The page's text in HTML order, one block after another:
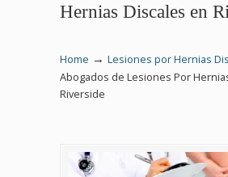
Hernias Discales en
Home → Lesiones por Hernias
Abogados de Lesiones Por
Riverside